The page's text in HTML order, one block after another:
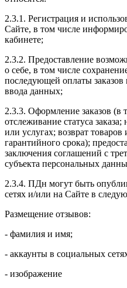
2.3.1. Регистрация и
Сайте, в том числе
кабинете;
2.3.2. Предоставление
о себе, в том числе
последующей оплаты
ввода данных;
2.3.3. Оформление заказов (в
отслеживание статуса
или услугах; возврат
гарантийного срока);
заключения соглашений с
субъекта персональных
2.3.4. ПДн могут быть
сетях и/или на Сайте в
Размещение отзывов:
- фамилия и имя;
- аккаунты в социальных
- изображение